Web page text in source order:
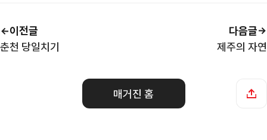
이전글
춘천 당일치기
제주의 자연
다음글
매거진 홈